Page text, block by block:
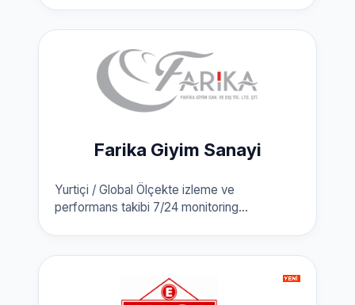
Farika Giyim Sanayi
Yurtiçi / Global Ölçekte izleme ve
performans takibi 7/24 monitoring...